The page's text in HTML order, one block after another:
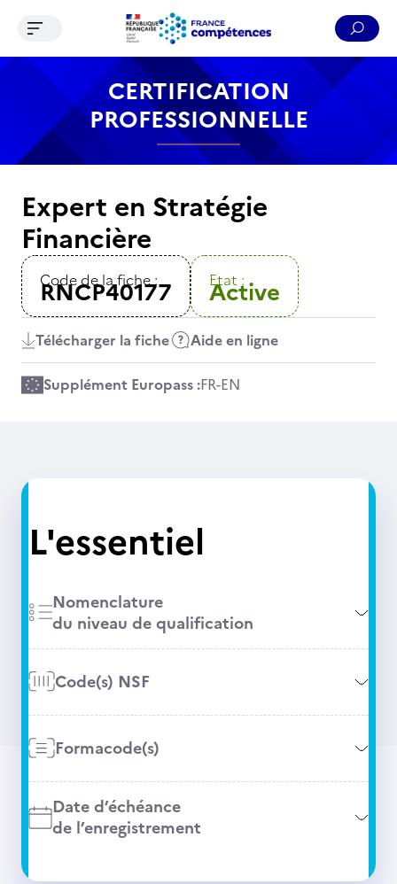
Contenu Recherche Menu Pied de page
Ouvrir le menu de navigation
CERTIFICATION
PROFESSIONNELLE
Expert en Stratégie
Financière
Code de la fiche :
RNCP40177 Etat :
Active
Télécharger la fiche Aide en ligne
Supplément Europass :FR-EN
L'essentiel
Nomenclature
du niveau de qualification
Code(s) NSF
Formacode(s)
Date d’échéance
de l’enregistrement